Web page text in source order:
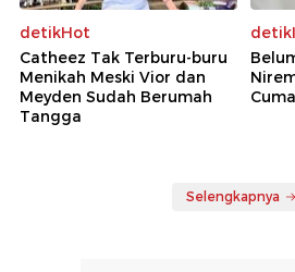
detikHot
Catheez Tak Terburu-buru
Menikah Meski Vior dan
Meyden Sudah Berumah
Tangga
Selengkapnya